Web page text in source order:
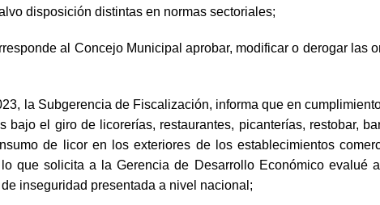
disposición distintas en normas sectoriales;
al Concejo Municipal aprobar, modificar o derogar las
la Subgerencia de Fiscalización, informa que en
el giro de licorerías, restaurantes, picanterías, restobar,
de licor en los exteriores de los establecimientos
que solicita a la Gerencia de Desarrollo Económico evalué
inseguridad presentada a nivel nacional;